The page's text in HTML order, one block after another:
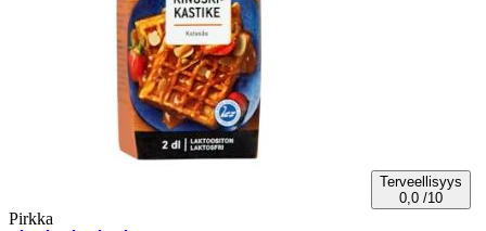
Terveellisyys
0,0 /10
Pirkka